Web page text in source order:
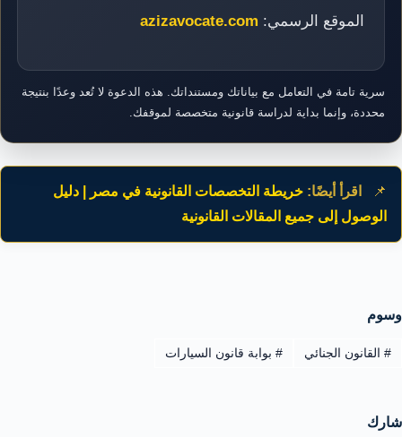
الموقع الرسمي: azizavocate.com
سرية تامة في التعامل مع بياناتك ومستنداتك. هذه الدعوة لا تُعد وعدًا بنتيجة
محددة، وإنما بداية لدراسة قانونية متخصصة لموقفك.
📌 اقرأ أيضًا: خريطة التخصصات القانونية في مصر | دليل
الوصول إلى جميع المقالات القانونية
وسوم
#القانون الجنائي #بوابة قانون السيارات
شارك